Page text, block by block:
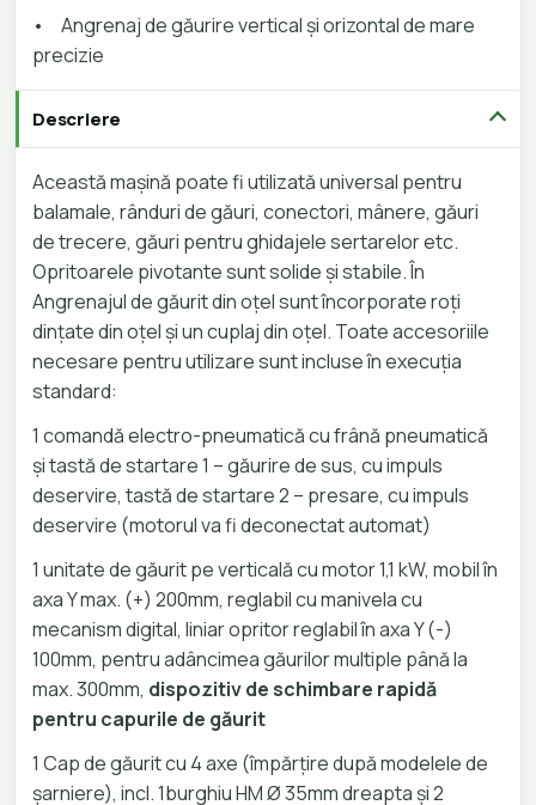
•
Angrenaj de găurire vertical și orizontal de mare
precizie
Descriere
Această mașină poate fi utilizată universal pentru
balamale, rânduri de găuri, conectori, mânere, găuri
de trecere, găuri pentru ghidajele sertarelor etc.
Opritoarele pivotante sunt solide și stabile. În
Angrenajul de găurit din oțel sunt încorporate roți
dințate din oțel și un cuplaj din oțel. Toate accesoriile
necesare pentru utilizare sunt incluse în execuția
standard:
1 comandă electro-pneumatică cu frână pneumatică
și tastă de startare 1 – găurire de sus, cu impuls
deservire, tastă de startare 2 – presare, cu impuls
deservire (motorul va fi deconectat automat)
1 unitate de găurit pe verticală cu motor 1,1 kW, mobil în
axa Y max. (+) 200mm, reglabil cu manivela cu
mecanism digital, liniar opritor reglabil în axa Y (-)
100mm, pentru adâncimea găurilor multiple până la
max. 300mm, dispozitiv de schimbare rapidă
pentru capurile de găurit
1 Cap de găurit cu 4 axe (împărțire după modelele de
șarniere), incl. 1burghiu HM Ø 35mm dreapta și 2